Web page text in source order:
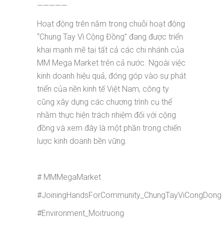
—————
Hoạt động trên nằm trong chuỗi hoạt động
“Chung Tay Vì Cộng Đồng” đang được triển
khai mạnh mẽ tại tất cả các chi nhánh của
MM Mega Market trên cả nước. Ngoài việc
kinh doanh hiệu quả, đóng góp vào sự phát
triển của nền kinh tế Việt Nam, công ty
cũng xây dựng các chương trình cụ thể
nhằm thực hiện trách nhiệm đối với cộng
đồng và xem đây là một phần trong chiến
lược kinh doanh bền vững.
# MMMegaMarket
#JoiningHandsForCommunity_ChungTayViCongDong
#Environment_Moitruong